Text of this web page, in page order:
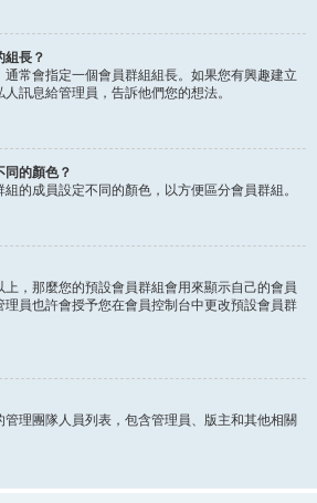
組長？
常會指定一個會員群組組長。如果您有興趣建立
訊息給管理員，告訴他們您的想法。
同的顏色？
的成員設定不同的顏色，以方便區分會員群組。
，那麼您的預設會員群組會用來顯示自己的會員
員也許會授予您在會員控制台中更改預設會員群
理團隊人員列表，包含管理員、版主和其他相關